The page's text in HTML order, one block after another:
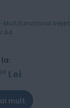
Multifunctional Inkjet
A4
00 Lei
mult